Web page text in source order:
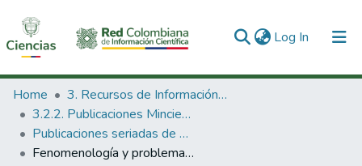
Log In (current)
Communities & Collections
All of DSpace
Statistics
Home
3. Recursos de Información Científica y Tecnológica
3.2.2. Publicaciones Minciencias
Publicaciones seriadas de Minciencias
Fenomenología y problemas actuales de los supraconductores calientes